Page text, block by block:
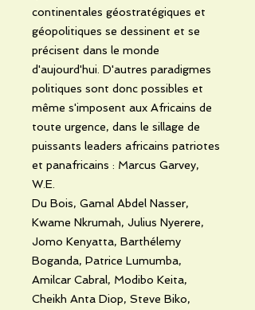
continentales géostratégiques et
géopolitiques se dessinent et se
précisent dans le monde
d'aujourd'hui. D'autres paradigmes
politiques sont donc possibles et
même s'imposent aux Africains de
toute urgence, dans le sillage de
puissants leaders africains patriotes
et panafricains : Marcus Garvey,
W.E.
Du Bois, Gamal Abdel Nasser,
Kwame Nkrumah, Julius Nyerere,
Jomo Kenyatta, Barthélemy
Boganda, Patrice Lumumba,
Amilcar Cabral, Modibo Keita,
Cheikh Anta Diop, Steve Biko,